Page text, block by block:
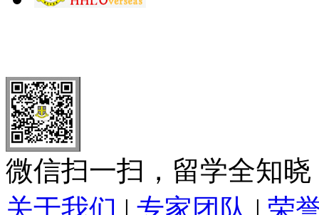
微信扫一扫，留学全知晓